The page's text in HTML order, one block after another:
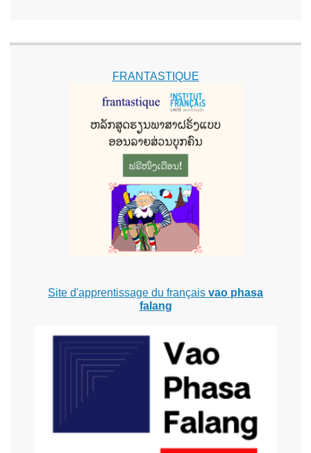
FRANTASTIQUE
Site d'apprentissage du français vao phasa
falang